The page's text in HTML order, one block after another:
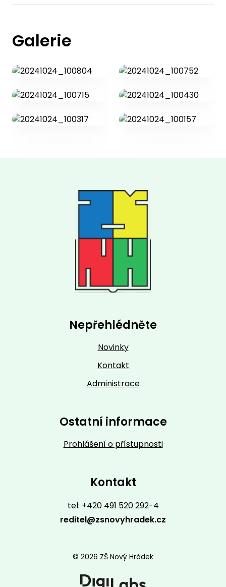
Galerie
Nepřehlédněte
Novinky
Kontakt
Administrace
Ostatní informace
Prohlášení o přístupnosti
Kontakt
tel: +420 491 520 292-4
reditel@zsnovyhradek.cz
© 2026 ZŠ Nový Hrádek